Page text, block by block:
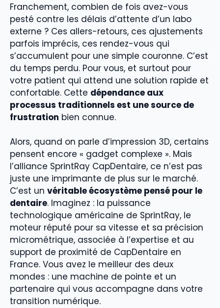
Franchement, combien de fois avez-vous
pesté contre les délais d’attente d’un labo
externe ? Ces allers-retours, ces ajustements
parfois imprécis, ces rendez-vous qui
s’accumulent pour une simple couronne. C’est
du temps perdu. Pour vous, et surtout pour
votre patient qui attend une solution rapide et
confortable. Cette dépendance aux
processus traditionnels est une source de
frustration bien connue.
Alors, quand on parle d’impression 3D, certains
pensent encore « gadget complexe ». Mais
l’alliance SprintRay CapDentaire, ce n’est pas
juste une imprimante de plus sur le marché.
C’est un véritable écosystème pensé pour le
dentaire. Imaginez : la puissance
technologique américaine de SprintRay, le
moteur réputé pour sa vitesse et sa précision
micrométrique, associée à l’expertise et au
support de proximité de CapDentaire en
France. Vous avez le meilleur des deux
mondes : une machine de pointe et un
partenaire qui vous accompagne dans votre
transition numérique.